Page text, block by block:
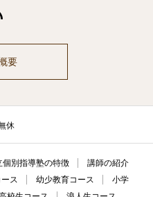
要
休
個別指導塾の特徴
講師の紹介
ス 幼少教育コース
小学